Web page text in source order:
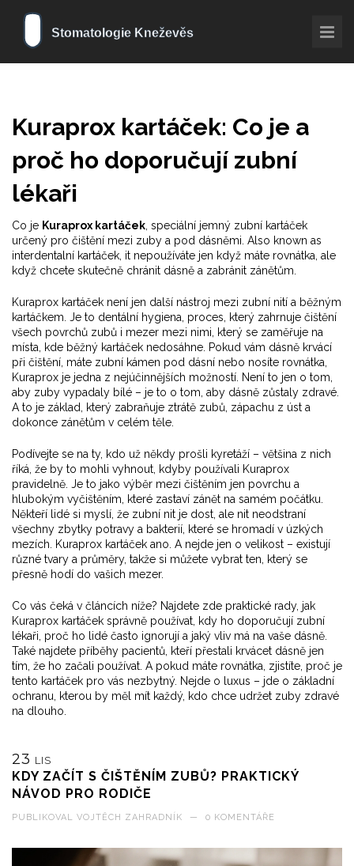
Kuraprox kartáček: Co je a
proč ho doporučují zubní
lékaři
Co je Kuraprox kartáček speciální jemný zubní kartáček
určený pro čištění mezi zuby a pod dásněmi . Also known as
interdentalní kartáček , it nepoužíváte jen když máte rovnátka, ale
když chcete skutečně chránit dásně a zabránit zánětům
Kuraprox kartáček není jen další nástroj mezi zubní nití a běžným
kartáčkem. Je to dentální hygiena proces, který zahrnuje čištění
všech povrchů zubů i mezer mezi nimi , který se zaměřuje na
místa, kde běžný kartáček nedosáhne. Pokud vám dásně krvácí
při čištění, máte zubní kámen pod dásní nebo nosíte rovnátka,
Kuraprox je jedna z nejúčinnějších možností. Není to jen o tom,
aby zuby vypadaly bílé – je to o tom, aby dásně zůstaly zdravé.
A to je základ, který zabraňuje ztrátě zubů, zápachu z úst a
dokonce zánětům v celém těle.
Podívejte se na ty, kdo už někdy prošli kyretáží – většina z nich
říká, že by to mohli vyhnout, kdyby používali Kuraprox
pravidelně. Je to jako výběr mezi čištěním jen povrchu a
hlubokým vyčištěním, které zastaví zánět na samém počátku.
Někteří lidé si myslí, že zubní nit je dost, ale nit neodstraní
všechny zbytky potravy a bakterií, které se hromadí v úzkých
mezích. Kuraprox kartáček ano. A nejde jen o velikost – existují
různé tvary a průměry, takže si můžete vybrat ten, který se
přesně hodí do vašich mezer.
Co vás čeká v článcích níže? Najdete zde praktické rady, jak
Kuraprox kartáček správně používat, kdy ho doporučují zubní
lékaři, proč ho lidé často ignorují a jaký vliv má na vaše dásně.
Také najdete příběhy pacientů, kteří přestali krvácet dásně jen
tím, že ho začali používat. A pokud máte rovnátka, zjistíte, proč je
tento kartáček pro vás nezbytný. Nejde o luxus – jde o základní
ochranu, kterou by měl mít každý, kdo chce udržet zuby zdravé
na dlouho.
23 LIS
KDY ZAČÍT S ČIŠTĚNÍM ZUBŮ? PRAKTICKÝ
NÁVOD PRO RODIČE
PUBLIKOVAL VOJTĚCH ZAHRADNÍK — 0 KOMENTÁŘE